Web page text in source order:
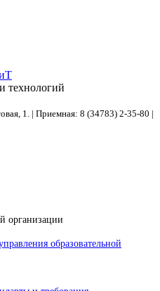
технологий
1. | Приемная: 8 (34783) 2-35-80 |
организации
образовательной